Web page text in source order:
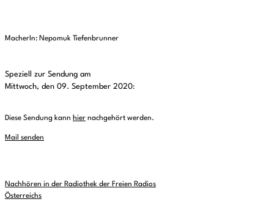
MacherIn: Nepomuk Tiefenbrunner
Speziell zur Sendung am
Mittwoch, den 09. September 2020:
Diese Sendung kann hier nachgehört werden.
Mail senden
Nachhören in der Radiothek der Freien Radios
Österreichs